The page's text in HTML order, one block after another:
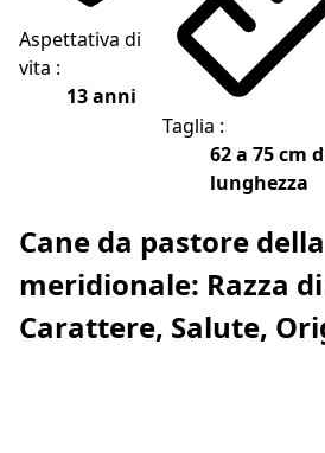
Aspettativa di
vita :
13 anni
Taglia :
62 a 75 cm
lunghezza
Cane da pastore
meridionale: Razza
Carattere, Salute,